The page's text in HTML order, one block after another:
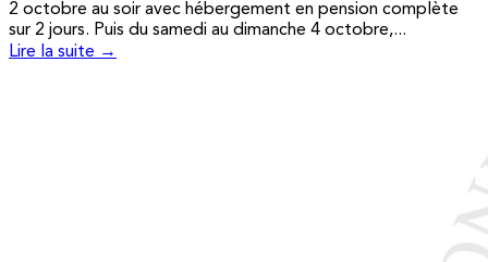
2 octobre au soir avec hébergement en pension complète
sur 2 jours. Puis du samedi au dimanche 4 octobre,...
Lire la suite →